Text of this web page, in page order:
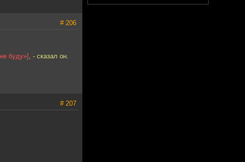
# 206
буду»] , - сказал он.
# 207